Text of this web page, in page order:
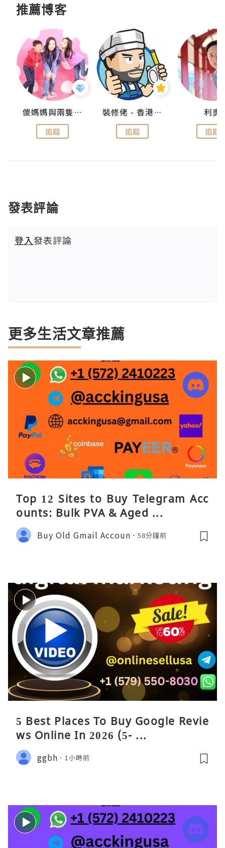
推薦博客
儍媽媽與兩隻小魔怪之家
追蹤
裝修佬 - 香港一站式網上裝修平台
追蹤
利奧
追蹤
發表評論
登入發表評論
更多生活文章推薦
Top 12 Sites to Buy Telegram Acc
ounts: Bulk PVA & Aged ...
Buy Old Gmail Accoun 58分鐘前
5 Best Places To Buy Google Revie
ws Online In 2026 (5- ...
ggbh 1小時前